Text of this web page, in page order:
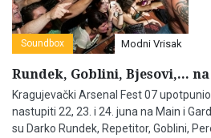
Soundbox Modni Vrisak
Rundek, Goblini, Bjesovi,...
Kragujevački Arsenal Fest 07
nastupiti 22, 23. i 24. juna na Main i
su Darko Rundek, Repetitor, Goblini,